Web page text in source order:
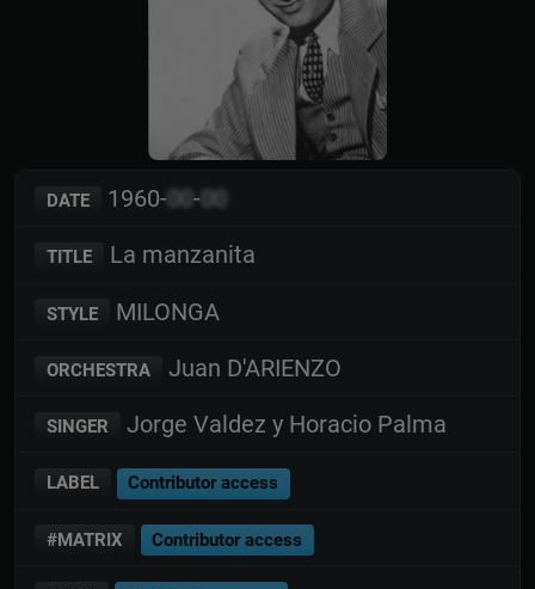
DATE 1960-00 -00
TITLE La manzanita
STYLE MILONGA
ORCHESTRA Juan D'ARIENZO
SINGER Jorge Valdez y Horacio Palma
LABEL Contributor access
#MATRIX Contributor access